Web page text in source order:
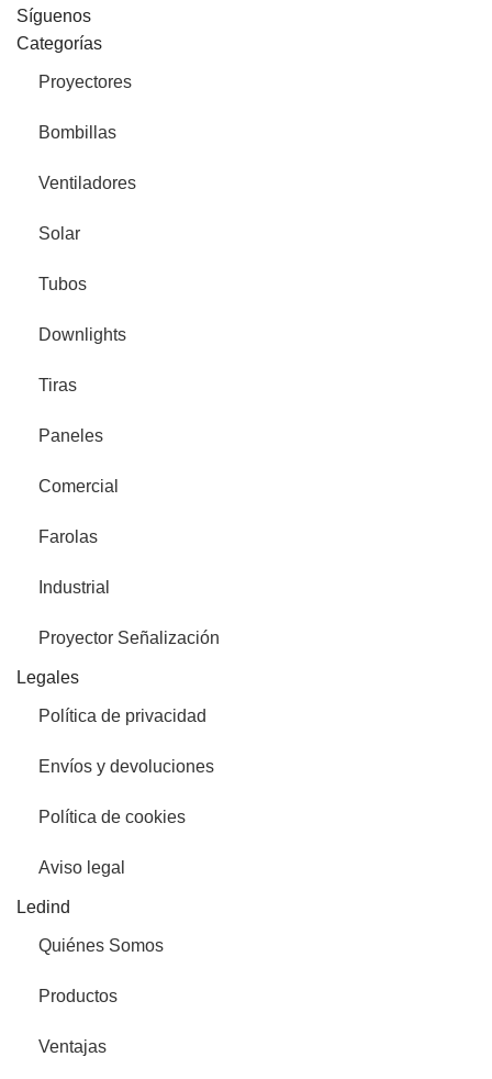
Síguenos
Categorías
Proyectores
Bombillas
Ventiladores
Solar
Tubos
Downlights
Tiras
Paneles
Comercial
Farolas
Industrial
Proyector Señalización
Legales
Política de privacidad
Envíos y devoluciones
Política de cookies
Aviso legal
Ledind
Quiénes Somos
Productos
Ventajas